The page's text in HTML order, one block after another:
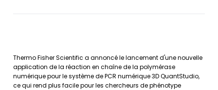
Thermo Fisher Scientific a annoncé le lancement d'une nouvelle
application de la réaction en chaîne de la polymérase
numérique pour le système de PCR numérique 3D QuantStudio,
ce qui rend plus facile pour les chercheurs de phénotype